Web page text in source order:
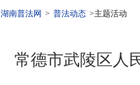
湖南普法网 > 普法动态 >主题活动
常德市武陵区人